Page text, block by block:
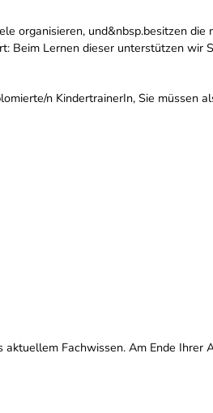
organisieren, und&nbsp.besitzen die
Beim Lernen dieser unterstützen wir
n KindertrainerIn, Sie müssen
Fachwissen. Am Ende Ihrer